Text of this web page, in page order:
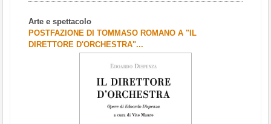
Arte e spettacolo
POSTFAZIONE DI TOMMASO ROMANO A "IL
DIRETTORE D'ORCHESTRA"...